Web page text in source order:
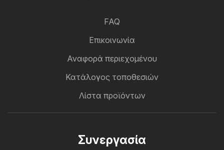
FAQ
Επικοινωνία
Αναφορά περιεχομένου
Κατάλογος τοποθεσιών
Λίστα προϊόντων
Συνεργασία